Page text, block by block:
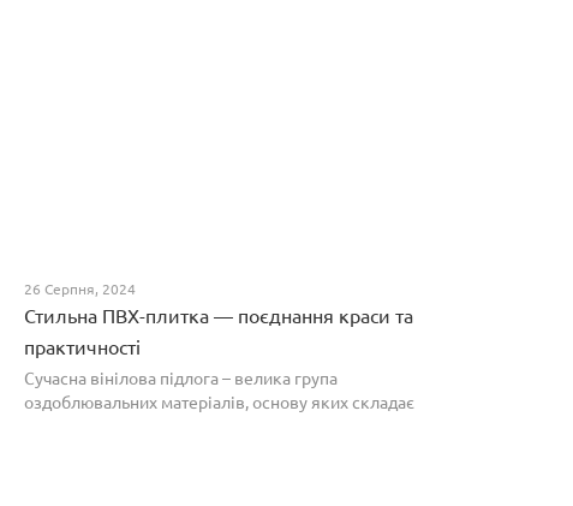
26 Серпня, 2024
Стильна ПВХ-плитка — поєднання краси та
практичності
Сучасна вінілова підлога – велика група
оздоблювальних матеріалів, основу яких складає